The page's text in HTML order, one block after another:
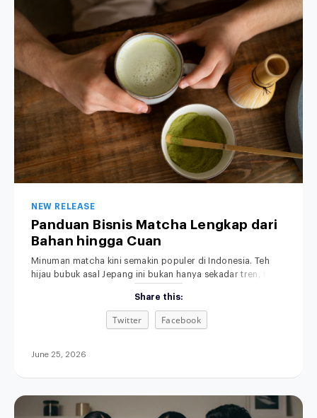
NEW RELEASE
Panduan Bisnis Matcha Lengkap dari
Bahan hingga Cuan
Minuman matcha kini semakin populer di Indonesia. Teh
hijau bubuk asal Jepang ini bukan hanya sekadar tren, tapi
di kalangan anak muda dan pecinta minuman sehat.
Rasanya yang khas, aromanya yang menenangkan, serta
tampilannya yang estetik membuat minuman matcha bukan
Share this:
Twitter Facebook
June 25, 2026